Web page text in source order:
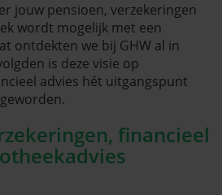
jouw pensioen, verzekeringen
wordt mogelijk met een
ontdekten we bij GHW al in
is deze visie op
advies hét uitgangspunt
financieel